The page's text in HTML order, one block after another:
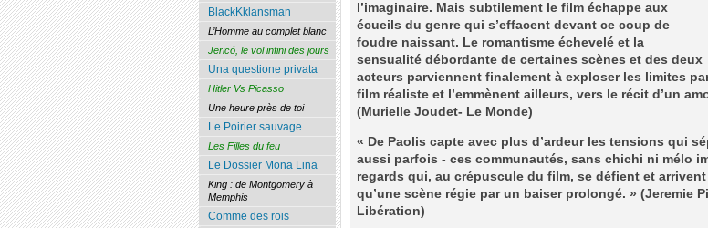
l’imaginaire. Mais subtilement le film échappe aux
écueils du genre qui s’effacent devant ce coup de
foudre naissant. Le romantisme échevelé et la
sensualité débordante de certaines scènes et des deux
acteurs parviennent finalement à exploser les limites
film réaliste et l’emmènent ailleurs, vers le récit d’un
(Murielle Joudet- Le Monde)
« De Paolis capte avec plus d’ardeur les tensions qui
aussi parfois - ces communautés, sans chichi ni mélo
regards qui, au crépuscule du film, se défient et
qu’une scène régie par un baiser prolongé. » (Jeremie
Libération)
BlackKklansman
L’Homme au complet blanc
Jericó, le vol infini des jours
Una questione privata
Hitler Vs Picasso
Une heure près de toi
Le Poirier sauvage
Les Filles du feu
Le Dossier Mona Lina
King : de Montgomery à
Memphis
Comme des rois